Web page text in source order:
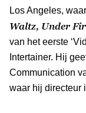
Los Angeles,
Waltz, Under
van het eerste
Intertainer. Hij
Communication
waar hij directeur